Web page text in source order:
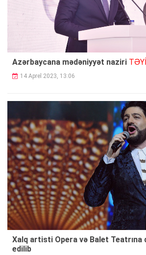
Azərbaycana mədəniyyət naziri
14 Aprel 2023, 13:06
Xalq artisti Opera və Balet
edilib